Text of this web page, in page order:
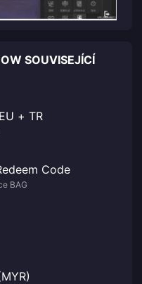
SOUVISEJÍCÍ
+ TR
Code
BAG